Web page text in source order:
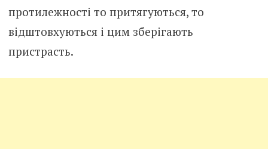
протилежності то притягуються, то
відштовхуються і цим зберігають
пристрасть.